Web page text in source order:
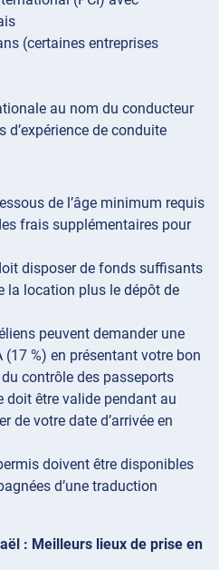
(certaines entreprises
au nom du conducteur
de conduite
de l’âge minimum requis
frais supplémentaires pour
disposer de fonds suffisants
la location plus le dépôt de
peuvent demander une
(17 %) en présentant votre bon
contrôle des passeports
doit être valide pendant au
de votre date d’arrivée en
doivent être disponibles
d’une traduction
: Meilleurs lieux de prise en